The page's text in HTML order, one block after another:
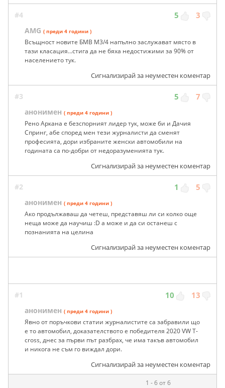
#4 5 3
AMG ( преди 4 години )
Всъщност новите БМВ М3/4 напълно заслужават място в
тази класация...стига да не бяха недостижими за 90% от
населението тук.
Сигнализирай за неуместен коментар
#3 5 7
анонимен ( преди 4 години )
Рено Аркана е безспорният лидер тук, може би и Дачия
Спринг, абе според мен тези журналисти да сменят
професията, дори избраните женски автомобили на
годината са по-добри от недоразуменията тук.
Сигнализирай за неуместен коментар
#2 1 5
анонимен ( преди 4 години )
Ако продължаваш да четеш, представяш ли си колко още
неща може да научиш :D а може и да си останеш с
познанията на целина
Сигнализирай за неуместен коментар
#1 10 13
анонимен ( преди 4 години )
Явно от поръчкови статии журналистите са забравили що
е то автомобил, доказателството е победителя 2020 VW Т-
cross, днес за първи път разбрах, че има такъв автомобил
и никога не съм го виждал дори.
Сигнализирай за неуместен коментар
1 - 6 от 6